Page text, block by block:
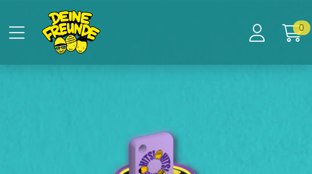
Zum Hauptinhalt springen
0
Startseite
Produkte
Galakto Player - DEINE FREUNDE Special Edition